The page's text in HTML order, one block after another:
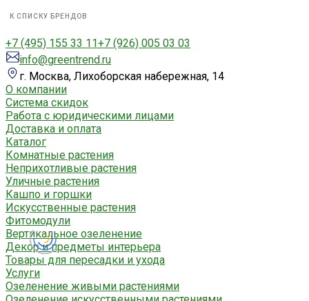
К СПИСКУ БРЕНДОВ
+7 (495) 155 33 11+7 (926) 005 03 03
info@greentrend.ru
г. Москва, Лихоборская набережная, 14
О компании
Система скидок
Работа с юридическими лицами
Доставка и оплата
Каталог
Комнатные растения
Неприхотливые растения
Уличные растения
Кашпо и горшки
Искусственные растения
Фитомодули
Вертикальное озеленение
Декор и предметы интерьера
Товары для пересадки и ухода
Услуги
Озеленение живыми растениями